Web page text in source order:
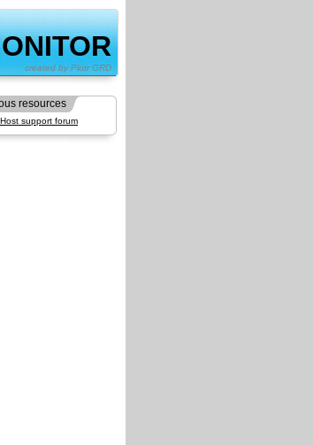
GRD
resources
support forum